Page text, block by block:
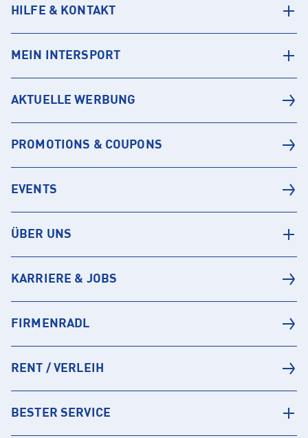
HILFE & KONTAKT
MEIN INTERSPORT
AKTUELLE WERBUNG
PROMOTIONS & COUPONS
EVENTS
ÜBER UNS
KARRIERE & JOBS
FIRMENRADL
RENT / VERLEIH
BESTER SERVICE